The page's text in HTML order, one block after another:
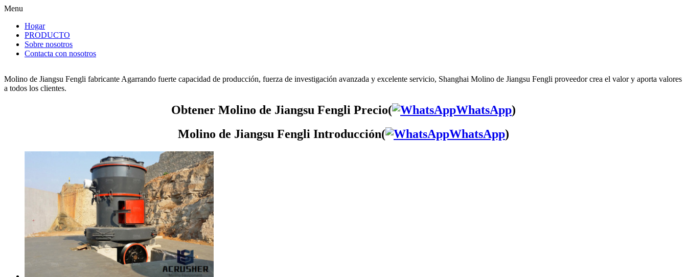
Menu
Hogar
PRODUCTO
Sobre nosotros
Contacta con nosotros
Molino de Jiangsu Fengli fabricante Agarrando fuerte capacidad de producción, fuerza de investigación avanzada y excelente servicio, Shanghai Molino de Jiangsu Fengli proveedor crea el valor y aporta valores
a todos los clientes.
Obtener Molino de Jiangsu Fengli Precio( WhatsApp)
Molino de Jiangsu Fengli Introducción(
WhatsApp)